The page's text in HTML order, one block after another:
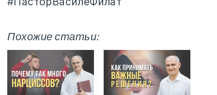
Похожие статьи: